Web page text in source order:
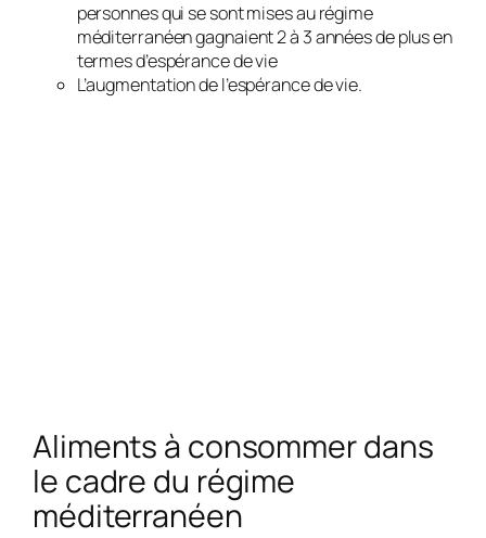
personnes qui se sont mises au régime
méditerranéen gagnaient 2 à 3 années de plus en
termes d’espérance de vie
L’augmentation de l’espérance de vie.
Aliments à consommer dans
le cadre du régime
méditerranéen